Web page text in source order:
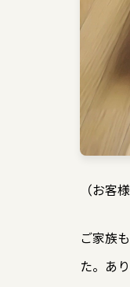
（お客
ご家族
た。あ